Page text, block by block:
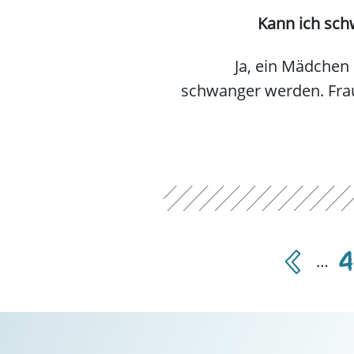
Kann ich
Ja, ein
schwanger werden.
previous … 4